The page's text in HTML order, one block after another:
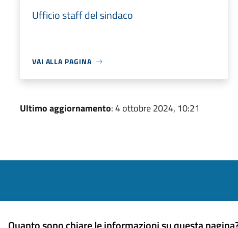
Ufficio staff del sindaco
VAI ALLA PAGINA
Ultimo aggiornamento: 4 ottobre 2024, 10:21